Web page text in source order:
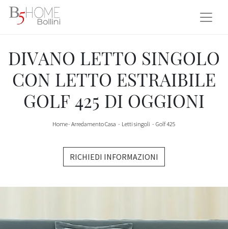
DIVANO LETTO SINGOLO
CON LETTO ESTRAIBILE
GOLF 425 DI OGGIONI
Home- Arredamento Casa - Letti singoli - Golf 425
RICHIEDI INFORMAZIONI